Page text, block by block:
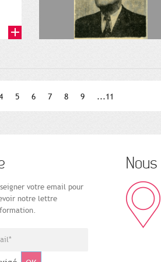
5 6 7 8 9 ...11
votre email pour
notre lettre